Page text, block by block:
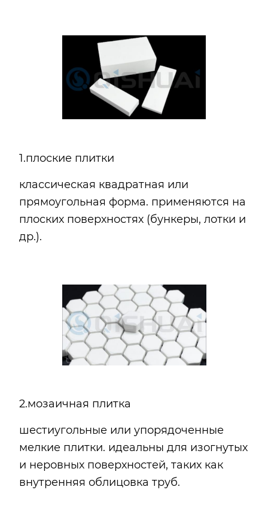
1.плоские плитки
классическая квадратная или
прямоугольная форма. применяются на
плоских поверхностях (бункеры, лотки и
др.).
2.мозаичная плитка
шестиугольные или упорядоченные
мелкие плитки. идеальны для изогнутых
и неровных поверхностей, таких как
внутренняя облицовка труб.